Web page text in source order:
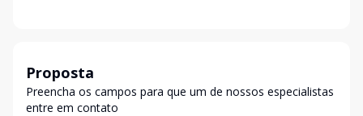
Proposta
Preencha os campos para que um de nossos especialistas
entre em contato